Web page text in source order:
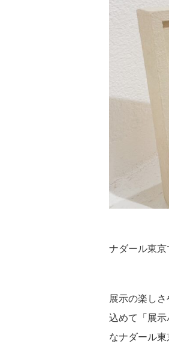
ナダール東京
展示の楽し
込めて「展
なナダール